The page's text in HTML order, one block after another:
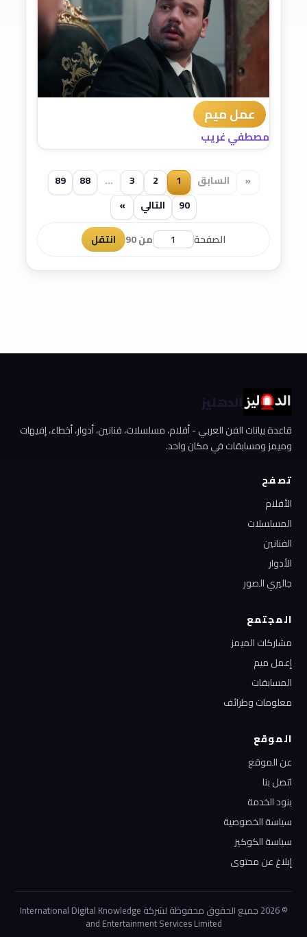
عمل ميم
مصطفي غريب
« السابق 1
2
3
...
88
89
90
التالي
»
الصفحة
من 90 انتقل
الدهليز
قاعدة بيانات الفن العربي - أفلام، مسلسلات، فنانين، أدوار، أخطاء، إفيهات
وميمز ومسابقات في مكان واحد.
تصفح
الأفلام
المسلسلات
الفنانين
الأدوار
جاليري الصور
المجتمع
مشاركات الميمز
إعمل ميم
المسابقات
معلومات وطرائف
الموقع
عن الموقع
اتصل بنا
بنود الخدمة
سياسة الخصوصية
سياسة الكوكيز
إبلاغ عن محتوى
© 2026 جميع الحقوق محفوظة لشركة International Digital Knowledge
and Entertainment Services Limited